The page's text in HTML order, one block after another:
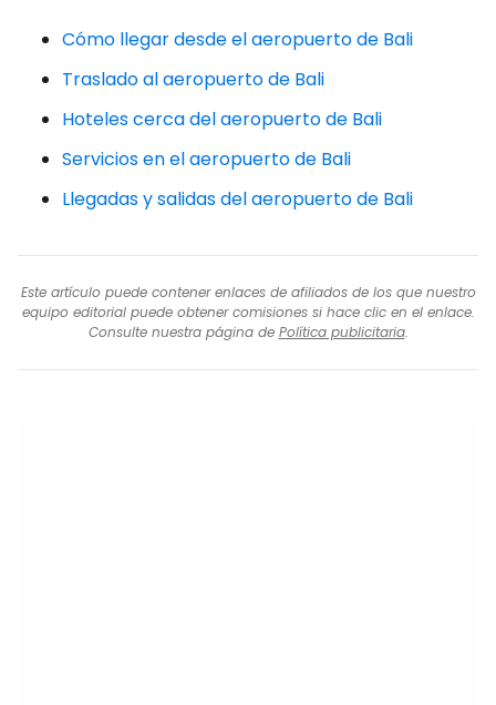
Cómo llegar desde el aeropuerto de Bali
Traslado al aeropuerto de Bali
Hoteles cerca del aeropuerto de Bali
Servicios en el aeropuerto de Bali
Llegadas y salidas del aeropuerto de Bali
Este artículo puede contener enlaces de afiliados de los que nuestro
equipo editorial puede obtener comisiones si hace clic en el enlace.
Consulte nuestra página de Política publicitaria.